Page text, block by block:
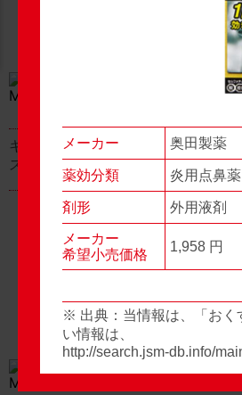
キャベジンコーワαプラ
ス顆粒
グロ
メーカー 奥田製薬
薬効分類 炎用点鼻薬
剤形 外用液剤
メーカー
希望小売価格
1,958 円
※ 出典：当情報は、「おく
い情報は、
http://search.jsm-db.info/